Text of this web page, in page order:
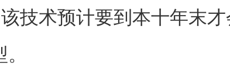
技术预计要到本十年末才